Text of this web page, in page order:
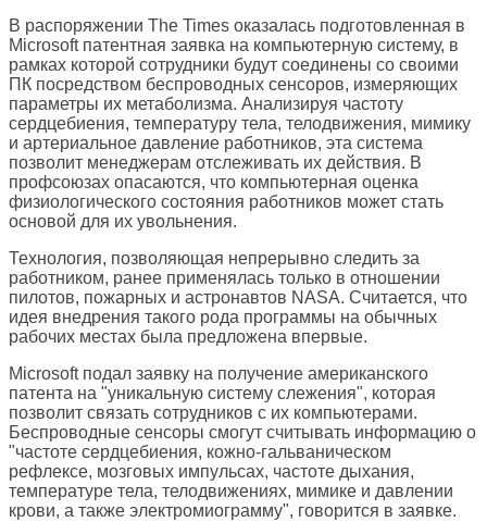
В распоряжении The Times оказалась подготовленная в
Microsoft патентная заявка на компьютерную систему, в
рамках которой сотрудники будут соединены со своими
ПК посредством беспроводных сенсоров, измеряющих
параметры их метаболизма. Анализируя частоту
сердцебиения, температуру тела, телодвижения, мимику
и артериальное давление работников, эта система
позволит менеджерам отслеживать их действия. В
профсоюзах опасаются, что компьютерная оценка
физиологического состояния работников может стать
основой для их увольнения.
Технология, позволяющая непрерывно следить за
работником, ранее применялась только в отношении
пилотов, пожарных и астронавтов NASA. Считается, что
идея внедрения такого рода программы на обычных
рабочих местах была предложена впервые.
Microsoft подал заявку на получение американского
патента на "уникальную систему слежения", которая
позволит связать сотрудников с их компьютерами.
Беспроводные сенсоры смогут считывать информацию о
"частоте сердцебиения, кожно-гальваническом
рефлексе, мозговых импульсах, частоте дыхания,
температуре тела, телодвижениях, мимике и давлении
крови, а также электромиограмму", говорится в заявке.